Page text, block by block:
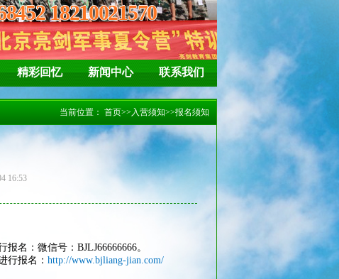
18210021570
精彩回忆 新闻中心 联系我们
当前位置： 首页>> 入营须知>>报名须知
16:53
报名：微信号：BJLJ66666666。
行报名 ： http://www.bjliang-jian.com/